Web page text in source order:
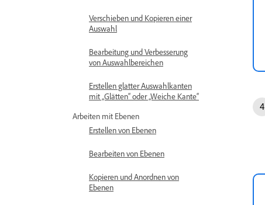
Verschieben und Kopieren einer
Auswahl
Bearbeitung und Verbesserung
von Auswahlbereichen
Erstellen glatter Auswahlkanten
mit „Glätten“ oder „Weiche Kante“
Arbeiten mit Ebenen
Erstellen von Ebenen
Bearbeiten von Ebenen
Kopieren und Anordnen von
Ebenen